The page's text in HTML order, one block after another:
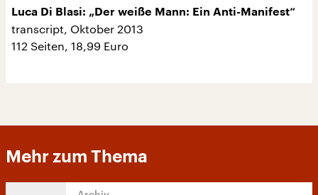
Luca Di Blasi: „Der weiße Mann: Ein Anti-Manifest“
transcript, Oktober 2013
112 Seiten, 18,99 Euro
Mehr zum Thema